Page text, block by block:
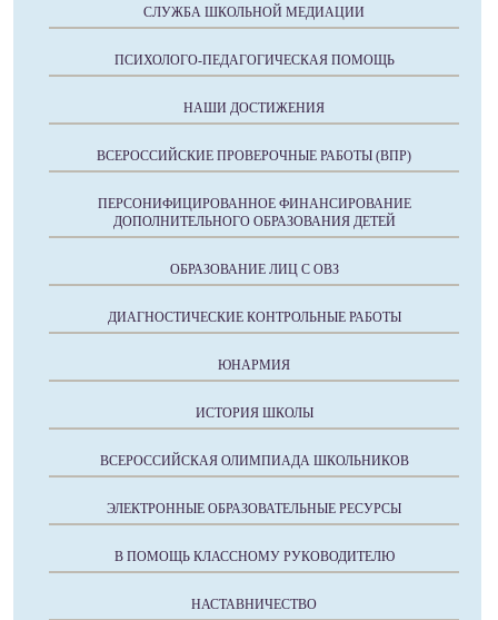
СЛУЖБА ШКОЛЬНОЙ МЕДИАЦИИ
ПСИХОЛОГО-ПЕДАГОГИЧЕСКАЯ ПОМОЩЬ
НАШИ ДОСТИЖЕНИЯ
ВСЕРОССИЙСКИЕ ПРОВЕРОЧНЫЕ РАБОТЫ (ВПР)
ПЕРСОНИФИЦИРОВАННОЕ ФИНАНСИРОВАНИЕ
ДОПОЛНИТЕЛЬНОГО ОБРАЗОВАНИЯ ДЕТЕЙ
ОБРАЗОВАНИЕ ЛИЦ С ОВЗ
ДИАГНОСТИЧЕСКИЕ КОНТРОЛЬНЫЕ РАБОТЫ
ЮНАРМИЯ
ИСТОРИЯ ШКОЛЫ
ВСЕРОССИЙСКАЯ ОЛИМПИАДА ШКОЛЬНИКОВ
ЭЛЕКТРОННЫЕ ОБРАЗОВАТЕЛЬНЫЕ РЕСУРСЫ
В ПОМОЩЬ КЛАССНОМУ РУКОВОДИТЕЛЮ
НАСТАВНИЧЕСТВО